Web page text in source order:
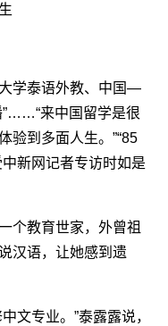
学泰语外教、中国—
”……“来中国留学是很
验到多面人生。”“85
新网记者专访时如是
教育世家，外曾祖
汉语，让她感到遗
专业。”泰露露说，